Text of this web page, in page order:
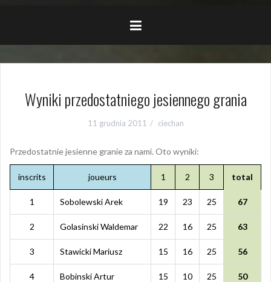
Wyniki przedostatniego jesiennego grania
11 grudnia 2011 ciechan
Przedostatnie jesienne granie za nami. Oto wyniki:
inscrits joueurs 1 2 3 total
1 Sobolewski Arek 19 23 25 67
2 Golasinski Waldemar 22 16 25 63
3 Stawicki Mariusz 15 16 25 56
4 Bobinski Artur 15 10 25 50